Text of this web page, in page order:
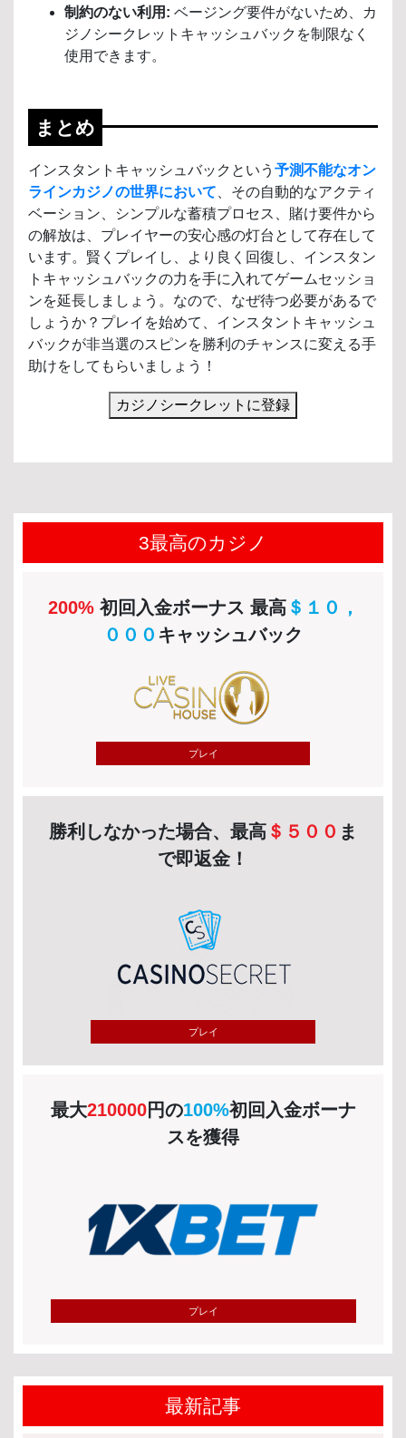
制約のない利用: ベージング要件がないため、カ
ジノシークレットキャッシュバックを制限なく
使用できます。
まとめ
インスタントキャッシュバックという 予測不能なオン
ラインカジノの世界において 、その自動的なアクティ
ベーション、シンプルな蓄積プロセス、賭け要件から
の解放は、プレイヤーの安心感の灯台として存在して
います。賢くプレイし、より良く回復し、インスタン
トキャッシュバックの力を手に入れてゲームセッショ
ンを延長しましょう。なので、なぜ待つ必要があるで
しょうか？プレイを始めて、インスタントキャッシュ
バックが非当選のスピンを勝利のチャンスに変える手
助けをしてもらいましょう！
カジノシークレットに登録
3最高のカジノ
200%初回入金ボーナス 最高＄１０，
０００ キャッシュバック
プレイ
勝利しなかった場合、最高 ＄５００ ま
で即返金！
プレイ
最大210000円の100%初回入金ボーナ
スを獲得
プレイ
最新記事